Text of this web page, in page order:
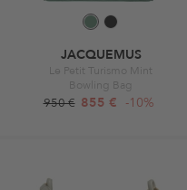
JACQUEMUS
Le Petit Turismo Mint
Bowling Bag
950 € 855 € -10%